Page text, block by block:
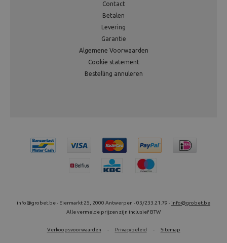
Contact
Betalen
Levering
Garantie
Algemene Voorwaarden
Cookie statement
Bestelling annuleren
info@grobet.be - Eiermarkt 25, 2000 Antwerpen - 03/233.21.79 - info@grobet.be
Alle vermelde prijzen zijn inclusief BTW
Verkoopsvoorwaarden - Privacybeleid - Sitemap